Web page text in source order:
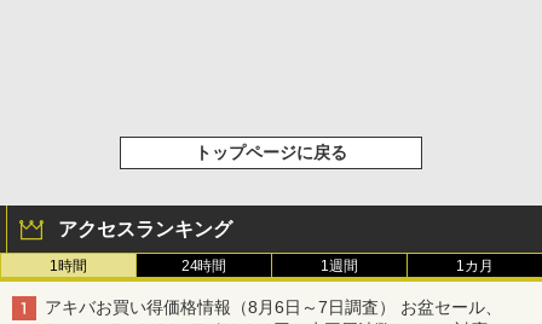
トップページに戻る
アクセスランキング
1時間 24時間 1週間 1カ月
アキバお買い得価格情報（8月6日～7日調査） お盆セール、